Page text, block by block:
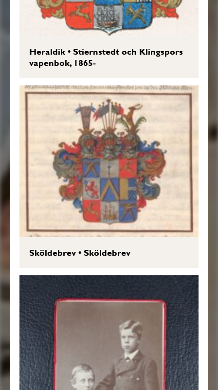
Heraldik•Stiernstedt och Klingspors
vapenbok, 1865-
Sköldebrev•Sköldebrev